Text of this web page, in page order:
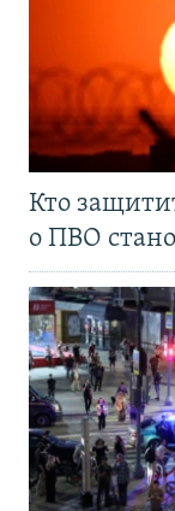
Кто
о ПВО